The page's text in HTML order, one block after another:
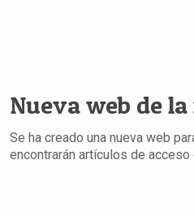
Nueva web de
Se ha creado una nueva web
encontrarán artículos de